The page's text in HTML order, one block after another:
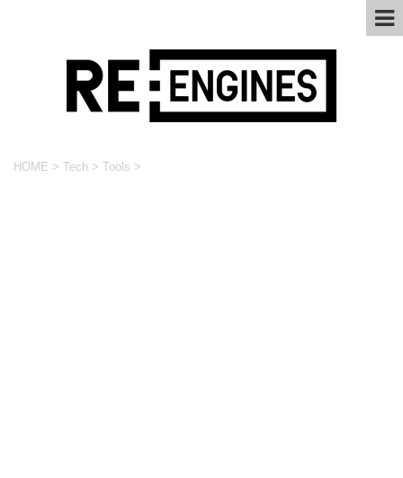
HOME > Tech > Tools >